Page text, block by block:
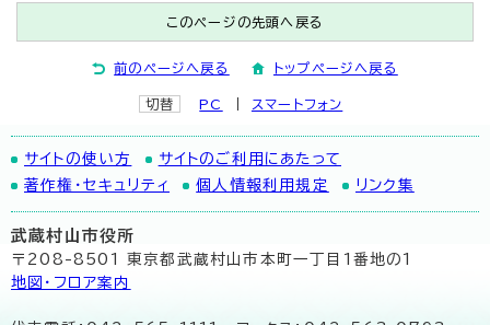
このページの先頭へ戻る
前のページへ戻る トップページへ戻る
切替 PC スマートフォン
サイトの使い方
サイトのご利用にあたって
著作権・セキュリティ
個人情報利用規定 リンク集
武蔵村山市役所
〒208-8501 東京都武蔵村山市本町一丁目1番地の1
地図･フロア案内